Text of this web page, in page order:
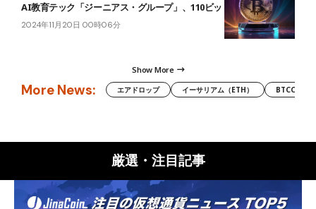
AI教育テック「ジーニアス・グループ」、110ビットコインを購入
2024年11月20日 00時06分
Show More
More News: エアドロップ イーサリアム（ETH） BTCC
厳選・注目記事